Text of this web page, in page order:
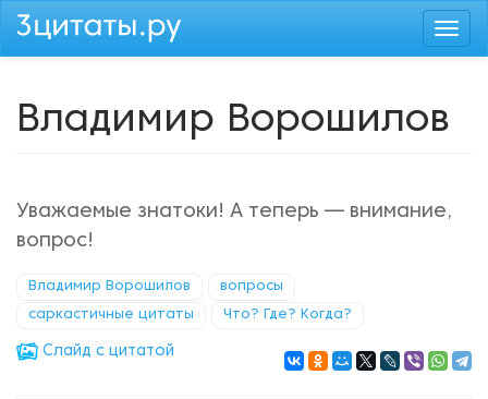
Перейти
Владимир Ворошилов
Уважаемые знатоки! А теперь — внимание,
вопрос!
Владимир Ворошилов вопросы
саркастичные цитаты Что? Где? Когда?
Cлайд с цитатой